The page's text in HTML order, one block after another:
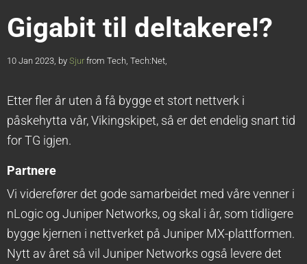
Gigabit til deltakere!?
10 Jan 2023, by Sjur from Tech, Tech:Net,
Etter fler år uten å få bygge et stort nettverk i
påskehytta vår, Vikingskipet, så er det endelig snart tid
for TG igjen.
Partnere
Vi viderefører det gode samarbeidet med våre venner i
nLogic og Juniper Networks, og skal i år, som tidligere
bygge kjernen i nettverket på Juniper MX-plattformen.
Nytt av året så vil Juniper Networks også levere det